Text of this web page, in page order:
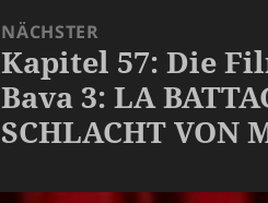
NÄCHSTER
Nächster
Beitrag:
Kapitel 57: Die
Bava 3: LA
SCHLACHT VON